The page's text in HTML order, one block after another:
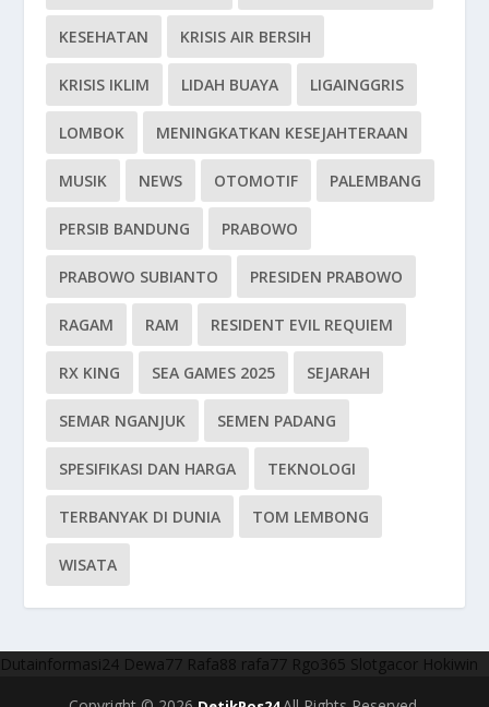
KESEHATAN KRISIS AIR BERSIH
KRISIS IKLIM LIDAH BUAYA LIGAINGGRIS
LOMBOK MENINGKATKAN KESEJAHTERAAN
MUSIK NEWS OTOMOTIF PALEMBANG
PERSIB BANDUNG PRABOWO
PRABOWO SUBIANTO PRESIDEN PRABOWO
RAGAM RAM RESIDENT EVIL REQUIEM
RX KING SEA GAMES 2025 SEJARAH
SEMAR NGANJUK SEMEN PADANG
SPESIFIKASI DAN HARGA TEKNOLOGI
TERBANYAK DI DUNIA TOM LEMBONG
WISATA
Dutainformasi24 Dewa77 Rafa88 rafa77 Rgo365 Slotgacor Hokiwin